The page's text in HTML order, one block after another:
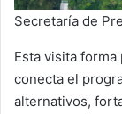
Secretaría de
Esta visita
conecta el
alternativos,